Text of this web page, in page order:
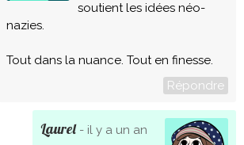
soutient les idées néo-
nazies.
Tout dans la nuance. Tout en finesse.
Répondre
Laurel- il y a un an